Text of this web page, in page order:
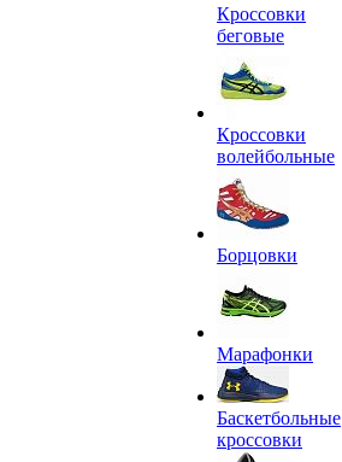
Кроссовки
беговые
Кроссовки
волейбольные
Борцовки
Марафонки
Баскетбольные
кроссовки